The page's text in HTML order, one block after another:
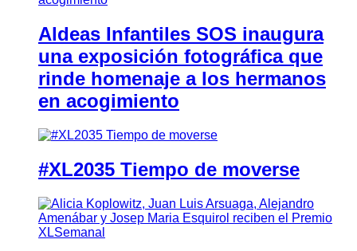
Aldeas Infantiles SOS inaugura
una exposición fotográfica que
rinde homenaje a los hermanos
en acogimiento
#XL2035 Tiempo de moverse